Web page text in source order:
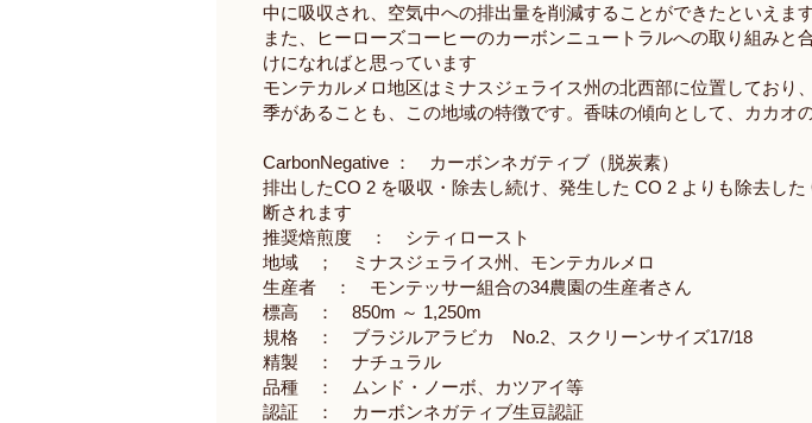
中に吸収され、空気中への排出量を削減することができたといえま
また、ヒーローズコーヒーのカーボンニュートラルへの取り組み
けになればと思っています
モンテカルメロ地区はミナスジェライス州の北西部に位置してお
季があることも、この地域の特徴です。香味の傾向として、カカオ
CarbonNegative ： カーボンネガティブ（脱炭素）
排出したCO 2 を吸収・除去し続け、発生した CO 2 よりも除去し
断されます
推奨焙煎度 ： シティロースト
地域 ； ミナスジェライス州、モンテカルメロ
生産者 ： モンテッサー組合の34農園の生産者さん
標高 ： 850m ～ 1,250m
規格 ： ブラジルアラビカ No.2、スクリーンサイズ17/18
精製 ： ナチュラル
品種 ： ムンド・ノーボ、カツアイ等
認証 ： カーボンネガティブ生豆認証